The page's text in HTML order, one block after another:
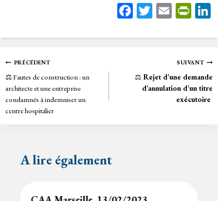
Fa
bo
T
tt
E
ail
Pr
tF
rie
n
dl
y
Navigation
de
l’article
PRÉCÉDENT
⚖️ Fautes de construction : un
architecte et une entreprise
condamnés à indemniser un
centre hospitalier
SUIVANT
⚖️ Rejet d’une demande
d’annulation d’un titre
exécutoire
A lire également